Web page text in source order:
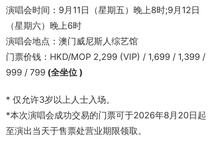
演唱会时间：9月11日（星期五）晚上8时;9月12日
（星期六）晚上6时
演唱会地点：澳门威尼斯人综艺馆
门票价钱：HKD/MOP 2,299 (VIP) / 1,699 / 1,399 /
999 / 799 (全坐位 )
* 仅允许3岁以上人士入场。
*⁠本次演唱会成功交易的门票可于2026年8月20日起
至演出当天于售票处营业期限领取。